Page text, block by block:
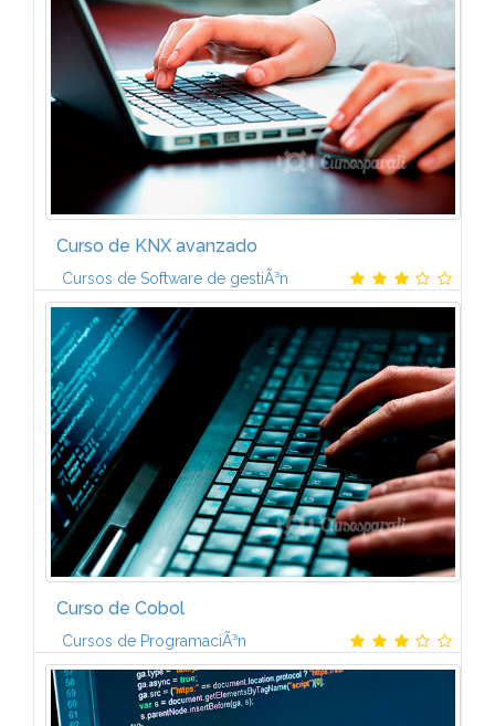
administraciÃ³n del site, diseÃ±o web y
mantenimiento de las pÃ¡ginas web, programar...
Curso de KNX avanzado
Cursos de Software de gestiÃ³n
BANDERASFlags. PLANIFICACIÃN ORIENTADA A LA
SEGURIDADGeneral. Consideraciones en cuanto al
software. APLICACIONES DEL ETSIntroducciÃ³n.
Requisitos del sistema. Licencias...
Curso de Cobol
Cursos de ProgramaciÃ³n
1. LENGUAJE DE PROGRAMACIÃN COBOL:
ASPECTOS GENERALESLenguaje de presentaciÃ³n